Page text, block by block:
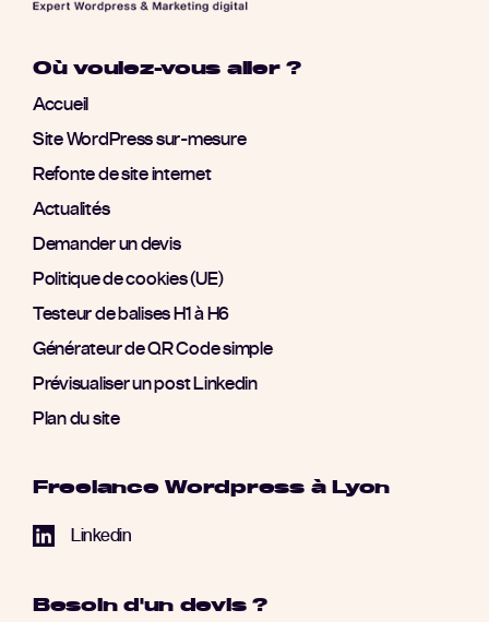
Où voulez-vous aller ?
Accueil
Site WordPress sur-mesure
Refonte de site internet
Actualités
Demander un devis
Politique de cookies (UE)
Testeur de balises H1 à H6
Générateur de QR Code simple
Prévisualiser un post Linkedin
Plan du site
Freelance Wordpress à Lyon
Linkedin
Besoin d'un devis ?